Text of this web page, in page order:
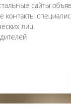
сайты
контакты
лиц